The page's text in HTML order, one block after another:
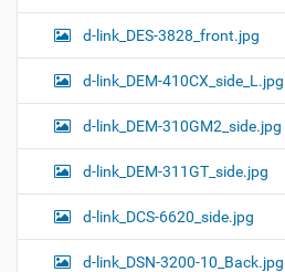
d-link_DES-3828_front.jpg
d-link_DEM-410CX_side_L.jpg
d-link_DEM-310GM2_side.jpg
d-link_DEM-311GT_side.jpg
d-link_DCS-6620_side.jpg
d-link_DSN-3200-10_Back.jpg